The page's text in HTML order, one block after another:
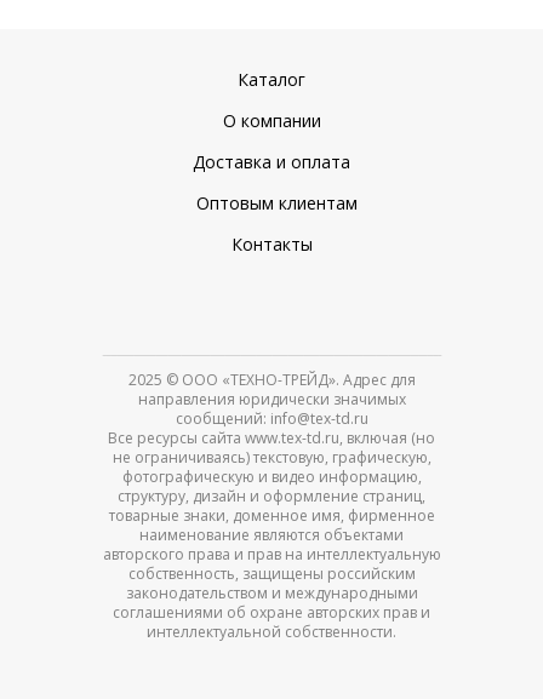
Каталог
О компании
Оптовым клиентам
Доставка и оплата
Контакты
2025 © ООО «ТЕХНО-ТРЕЙД». Адрес для
направления юридически значимых
сообщений: info@tex-td.ru
Все ресурсы сайта www.tex-td.ru, включая (но
не ограничиваясь) текстовую, графическую,
фотографическую и видео информацию,
структуру, дизайн и оформление страниц,
товарные знаки, доменное имя, фирменное
наименование являются объектами
авторского права и прав на интеллектуальную
собственность, защищены российским
законодательством и международными
соглашениями об охране авторских прав и
интеллектуальной собственности.